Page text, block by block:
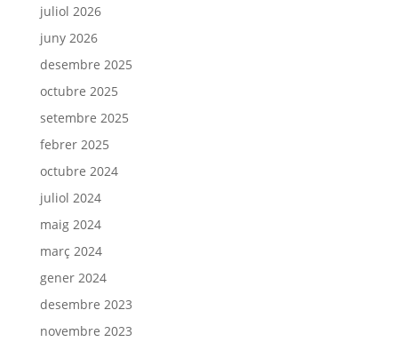
juliol 2026
juny 2026
desembre 2025
octubre 2025
setembre 2025
febrer 2025
octubre 2024
juliol 2024
maig 2024
març 2024
gener 2024
desembre 2023
novembre 2023